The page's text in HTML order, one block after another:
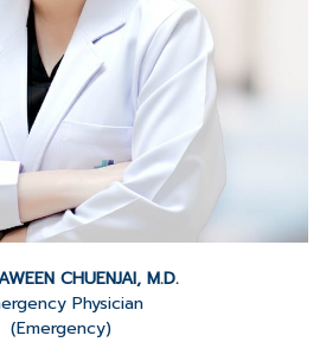
CHUENJAI, M.D.
Physician
(Emergency)